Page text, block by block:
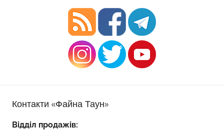
Контакти «Файна Таун»
Відділ продажів: